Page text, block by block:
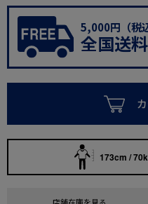
5,000円（税
全国送
173cm /